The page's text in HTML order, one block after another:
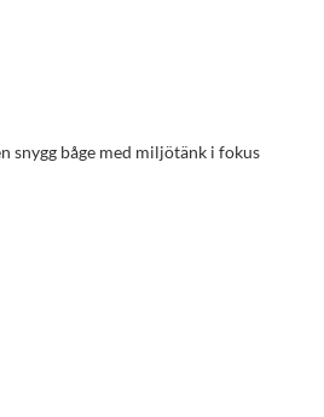
snygg båge med miljötänk i fokus